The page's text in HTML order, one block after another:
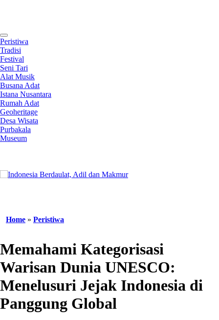
Peristiwa
Tradisi
Festival
Seni Tari
Alat Musik
Busana Adat
Istana Nusantara
Rumah Adat
Geoheritage
Desa Wisata
Purbakala
Museum
Home » Peristiwa
Memahami Kategorisasi
Warisan Dunia UNESCO:
Menelusuri Jejak Indonesia di
Panggung Global